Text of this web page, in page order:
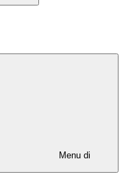
Menu di